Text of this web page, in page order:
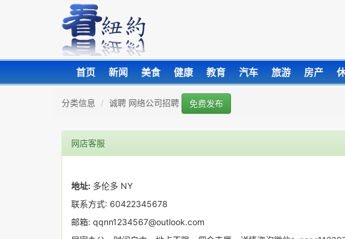
首页 新闻 美食 健康 教育 汽车 旅游 房产
分类信息 诚聘 网络公司招聘 免费发布
网店客服
地址: 多伦多 NY
联系方式: 60422345678
邮箱: qqnn1234567@outlook.com